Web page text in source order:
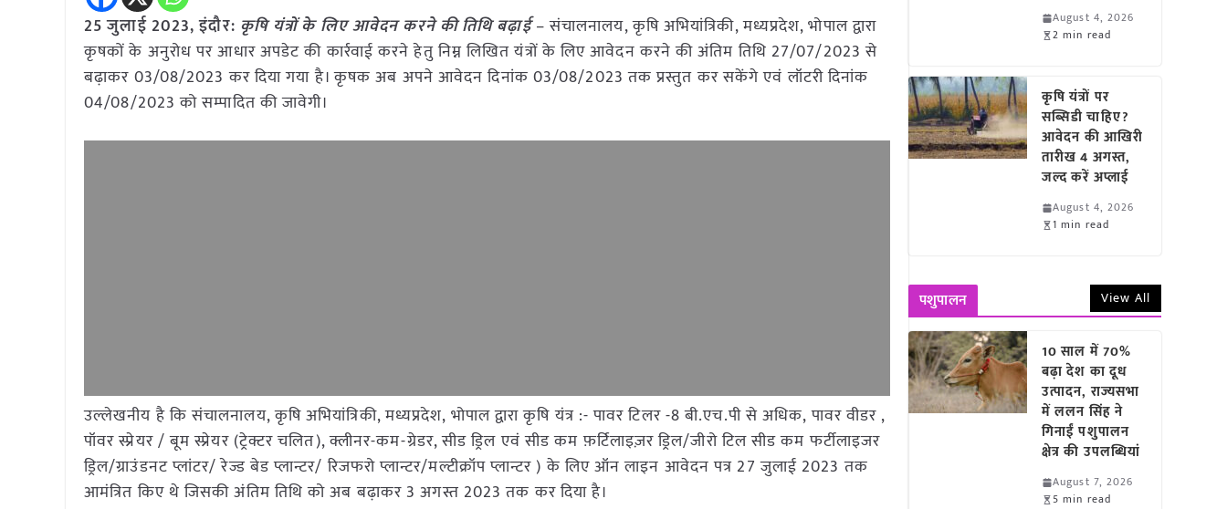
25 जुलाई 2023, इंदौर: कृषि यंत्रों के लिए आवेदन करने की तिथि बढ़ाई– संचालनालय, कृषि अभियांत्रिकी, मध्यप्रदेश, भोपाल द्वारा
कृषकों के अनुरोध पर आधार अपडेट की कार्रवाई करने हेतु निम्न लिखित यंत्रों के लिए आवेदन करने की अंतिम तिथि 27/07/2023 से
बढ़ाकर 03/08/2023 कर दिया गया है। कृषक अब अपने आवेदन दिनांक 03/08/2023 तक प्रस्तुत कर सकेंगे एवं लॉटरी दिनांक
04/08/2023 को सम्पादित की जावेगी।
उल्लेखनीय है कि संचालनालय, कृषि अभियांत्रिकी, मध्यप्रदेश, भोपाल द्वारा कृषि यंत्र :- पावर टिलर -8 बी.एच.पी से अधिक, पावर वीडर ,
पॉवर स्प्रेयर / बूम स्प्रेयर (ट्रेक्टर चलित), क्लीनर-कम-ग्रेडर, सीड ड्रिल एवं सीड कम फ़र्टिलाइज़र ड्रिल/जीरो टिल सीड कम फर्टीलाइजर
ड्रिल/ग्राउंडनट प्लांटर/ रेज्ड बेड प्लान्टर/ रिजफरो प्लान्टर/मल्टीक्रॉप प्लान्टर ) के लिए ऑन लाइन आवेदन पत्र 27 जुलाई 2023 तक
आमंत्रित किए थे जिसकी अंतिम तिथि को अब बढ़ाकर 3 अगस्त 2023 तक कर दिया है।
August 4, 2026
2 min read
कृषि यंत्रों पर
सब्सिडी चाहिए?
आवेदन की आखिरी
तारीख 4 अगस्त,
जल्द करें अप्लाई
August 4, 2026
1 min read
पशुपालन View All
10 साल में 70%
बढ़ा देश का दूध
उत्पादन, राज्यसभा
में ललन सिंह ने
गिनाईं पशुपालन
क्षेत्र की उपलब्धियां
August 7, 2026
5 min read